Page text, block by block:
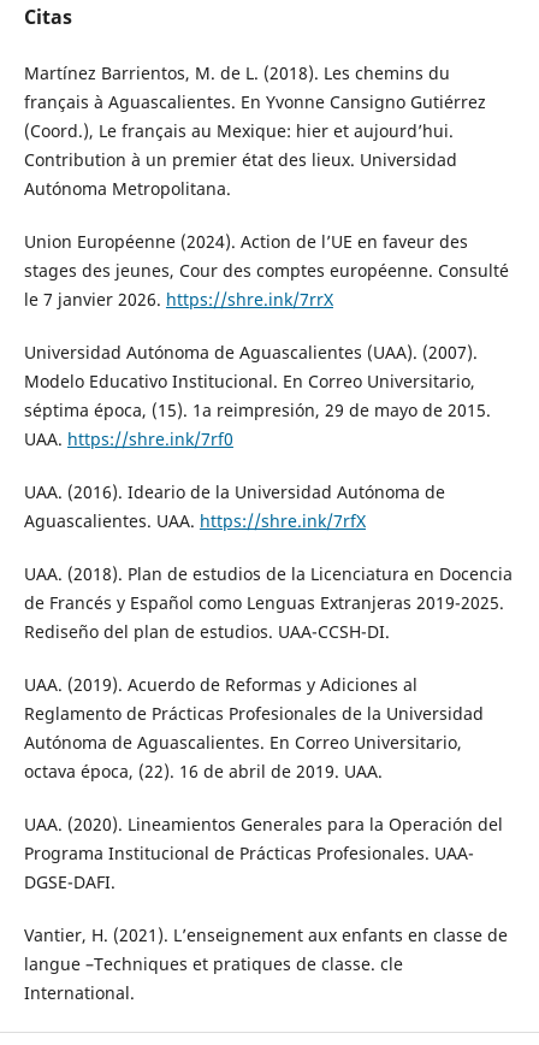
Citas
Martínez Barrientos, M. de L. (2018). Les chemins du
français à Aguascalientes. En Yvonne Cansigno Gutiérrez
(Coord.), Le français au Mexique: hier et aujourd’hui.
Contribution à un premier état des lieux. Universidad
Autónoma Metropolitana.
Union Européenne (2024). Action de l’UE en faveur des
stages des jeunes, Cour des comptes européenne. Consulté
le 7 janvier 2026. https://shre.ink/7rrX
Universidad Autónoma de Aguascalientes (UAA). (2007).
Modelo Educativo Institucional. En Correo Universitario,
séptima época, (15). 1a reimpresión, 29 de mayo de 2015.
UAA. https://shre.ink/7rf0
UAA. (2016). Ideario de la Universidad Autónoma de
Aguascalientes. UAA. https://shre.ink/7rfX
UAA. (2018). Plan de estudios de la Licenciatura en Docencia
de Francés y Español como Lenguas Extranjeras 2019-2025.
Rediseño del plan de estudios. UAA-CCSH-DI.
UAA. (2019). Acuerdo de Reformas y Adiciones al
Reglamento de Prácticas Profesionales de la Universidad
Autónoma de Aguascalientes. En Correo Universitario,
octava época, (22). 16 de abril de 2019. UAA.
UAA. (2020). Lineamientos Generales para la Operación del
Programa Institucional de Prácticas Profesionales. UAA-
DGSE-DAFI.
Vantier, H. (2021). L’enseignement aux enfants en classe de
langue –Techniques et pratiques de classe. cle
International.